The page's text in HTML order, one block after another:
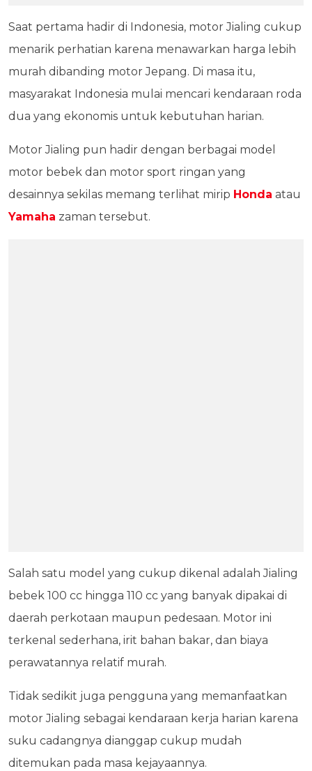
Saat pertama hadir di Indonesia, motor Jialing cukup
menarik perhatian karena menawarkan harga lebih
murah dibanding motor Jepang. Di masa itu,
masyarakat Indonesia mulai mencari kendaraan roda
dua yang ekonomis untuk kebutuhan harian.
Motor Jialing pun hadir dengan berbagai model
motor bebek dan motor sport ringan yang
desainnya sekilas memang terlihat mirip Honda atau
Yamaha zaman tersebut.
Salah satu model yang cukup dikenal adalah Jialing
bebek 100 cc hingga 110 cc yang banyak dipakai di
daerah perkotaan maupun pedesaan. Motor ini
terkenal sederhana, irit bahan bakar, dan biaya
perawatannya relatif murah.
Tidak sedikit juga pengguna yang memanfaatkan
motor Jialing sebagai kendaraan kerja harian karena
suku cadangnya dianggap cukup mudah
ditemukan pada masa kejayaannya.